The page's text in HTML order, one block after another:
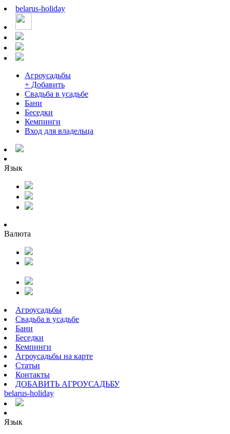
belarus-holiday
Агроусадьбы
+ Добавить
Свадьба в усадьбе
Бани
Беседки
Кемпинги
Вход для владельца
Язык
Валюта
Агроусадьбы
Свадьба в усадьбе
Бани
Беседки
Кемпинги
Агроусадьбы на карте
Статьи
Контакты
ДОБАВИТЬ АГРОУСАДЬБУ
belarus-holiday
Язык